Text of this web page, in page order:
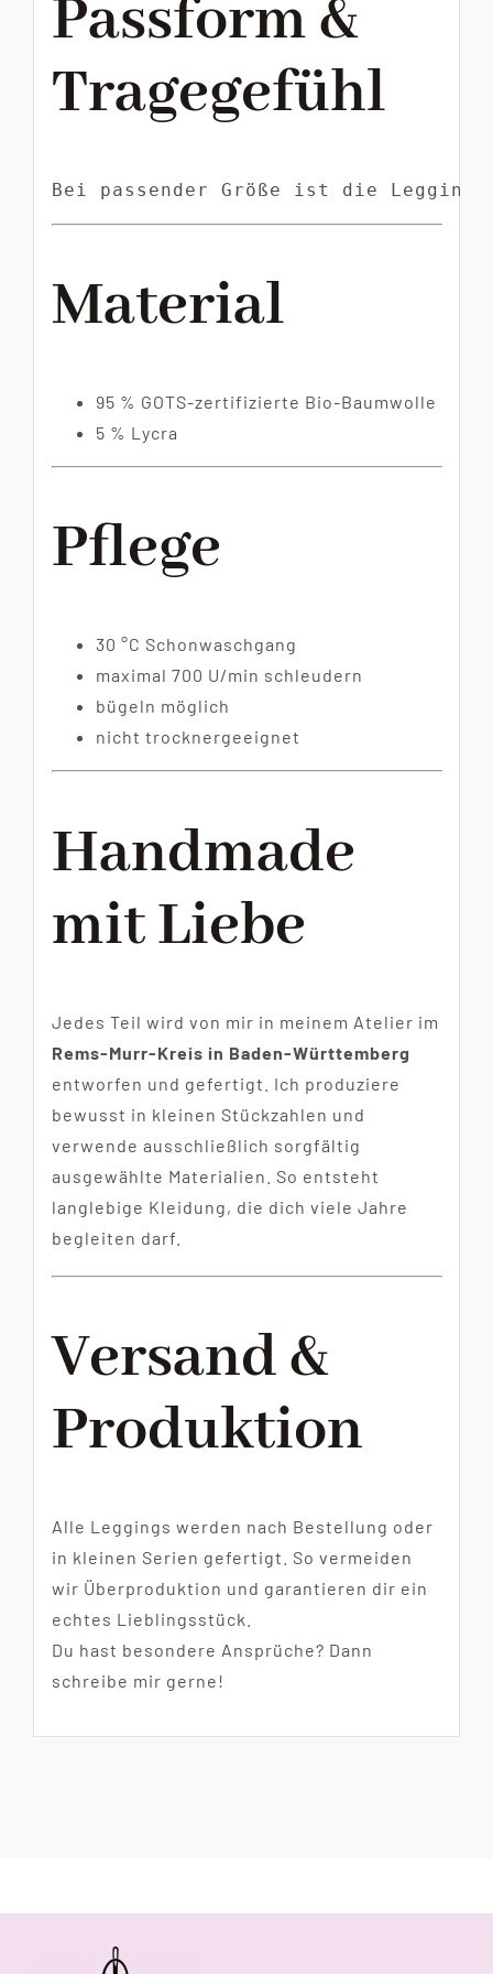
Passform &
Tragegefühl
Bei passender Größe ist die
Material
95 % GOTS-zertifizierte Bio-Baumwolle
5 % Lycra
Pflege
30 °C Schonwaschgang
maximal 700 U/min schleudern
bügeln möglich
nicht trocknergeeignet
Handmade
mit Liebe
Jedes Teil wird von mir in meinem Atelier im
Rems-Murr-Kreis in Baden-Württemberg
entworfen und gefertigt. Ich produziere
bewusst in kleinen Stückzahlen und
verwende ausschließlich sorgfältig
ausgewählte Materialien. So entsteht
langlebige Kleidung, die dich viele Jahre
begleiten darf.
Versand &
Produktion
Alle Leggings werden nach Bestellung oder
in kleinen Serien gefertigt. So vermeiden
wir Überproduktion und garantieren dir ein
echtes Lieblingsstück.
Du hast besondere Ansprüche? Dann
schreibe mir gerne!